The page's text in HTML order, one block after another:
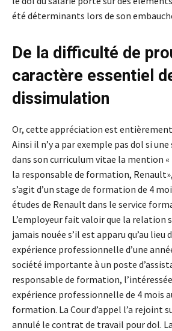
été déterminants lors de son
De la difficulté de
caractère essentiel
dissimulation
Or, cette appréciation est entièrement
Ainsi il n’y a par exemple pas dol si
dans son curriculum vitae la mention «
la responsable de formation,
s’agit d’un stage de formation de 4
études de Renault dans le service
L’employeur fait valoir que la relation
jamais nouée s’il est apparu qu’au lieu
expérience professionnelle d’une
société importante à un poste
responsable de formation, l’intéressée
expérience professionnelle de 4 mois
formation. La Cour d’appel l’a rejoint
annulé le contrat de travail pour dol.